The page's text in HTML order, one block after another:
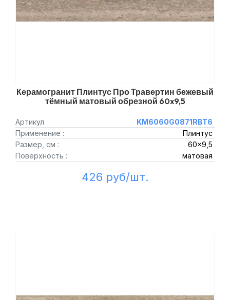
Керамогранит Плинтус Про Травертин бежевый
тёмный матовый обрезной 60x9,5
Артикул
KM6060G0871RBT6
Применение :
Плинтус
Размер, см :
60x9,5
Поверхность :
матовая
426 руб/шт.